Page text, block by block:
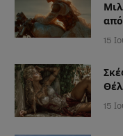
15
15